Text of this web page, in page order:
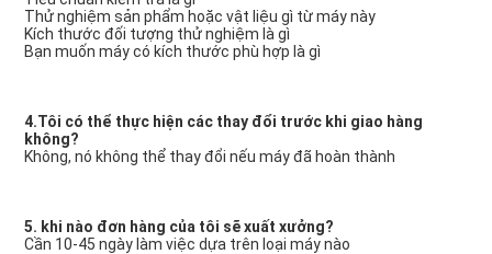
Thử nghiệm sản phẩm hoặc vật liệu gì từ máy này
Kích thước đối tượng thử nghiệm là gì
Bạn muốn máy có kích thước phù hợp là gì
4.Tôi có thể thực hiện các thay đổi trước khi giao hàng
không?
Không, nó không thể thay đổi nếu máy đã hoàn thành
5. khi nào đơn hàng của tôi sẽ xuất xưởng?
Cần 10-45 ngày làm việc dựa trên loại máy nào